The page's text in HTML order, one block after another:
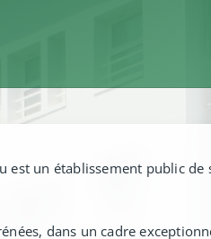
est un établissement public
dans un cadre